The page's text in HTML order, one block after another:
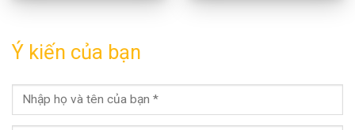
Ý kiến của bạn